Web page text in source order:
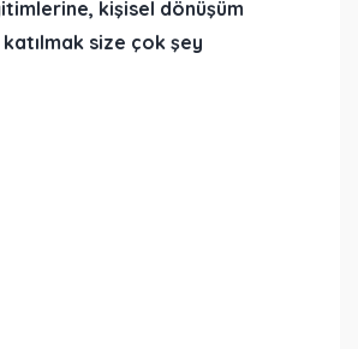
kişisel dönüşüm
size çok şey